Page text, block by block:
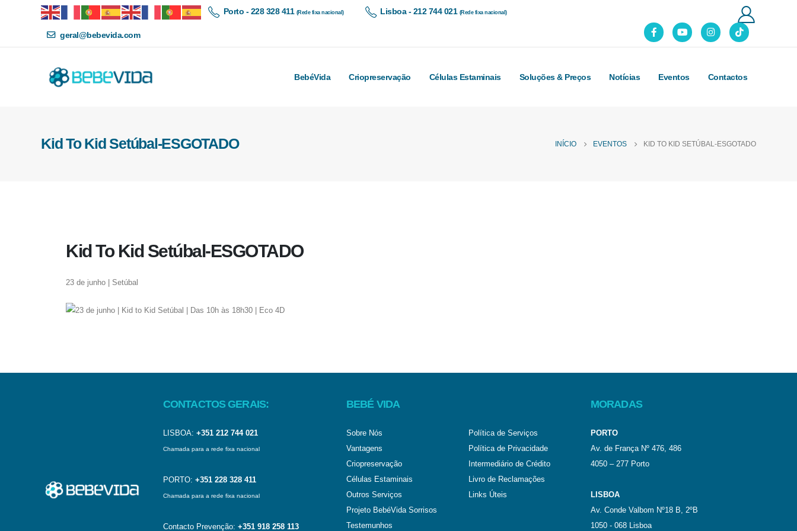
Porto - 228 328 411 (Rede fixa nacional) Lisboa - 212 744 021 (Rede fixa nacional)
geral@bebevida.com
BebéVida Criopreservação Células Estaminais Soluções & Preços Notícias Eventos Contactos
Kid To Kid Setúbal-ESGOTADO INÍCIO EVENTOS KID TO KID SETÚBAL-ESGOTADO
Kid To Kid Setúbal-ESGOTADO
23 de junho | Setúbal
CONTACTOS GERAIS:
LISBOA: +351 212 744 021
Chamada para a rede fixa nacional
PORTO: +351 228 328 411
Chamada para a rede fixa nacional
Contacto Prevenção: +351 918 258 113
BEBÉ VIDA
Sobre Nós
Vantagens
Criopreservação
Células Estaminais
Outros Serviços
Projeto BebéVida Sorrisos
Testemunhos
Política de Serviços
Política de Privacidade
Intermediário de Crédito
Livro de Reclamações
Links Úteis
MORADAS
PORTO
Av. de França Nº 476, 486
4050 – 277 Porto
LISBOA
Av. Conde Valbom Nº18 B, 2ºB
1050 - 068 Lisboa